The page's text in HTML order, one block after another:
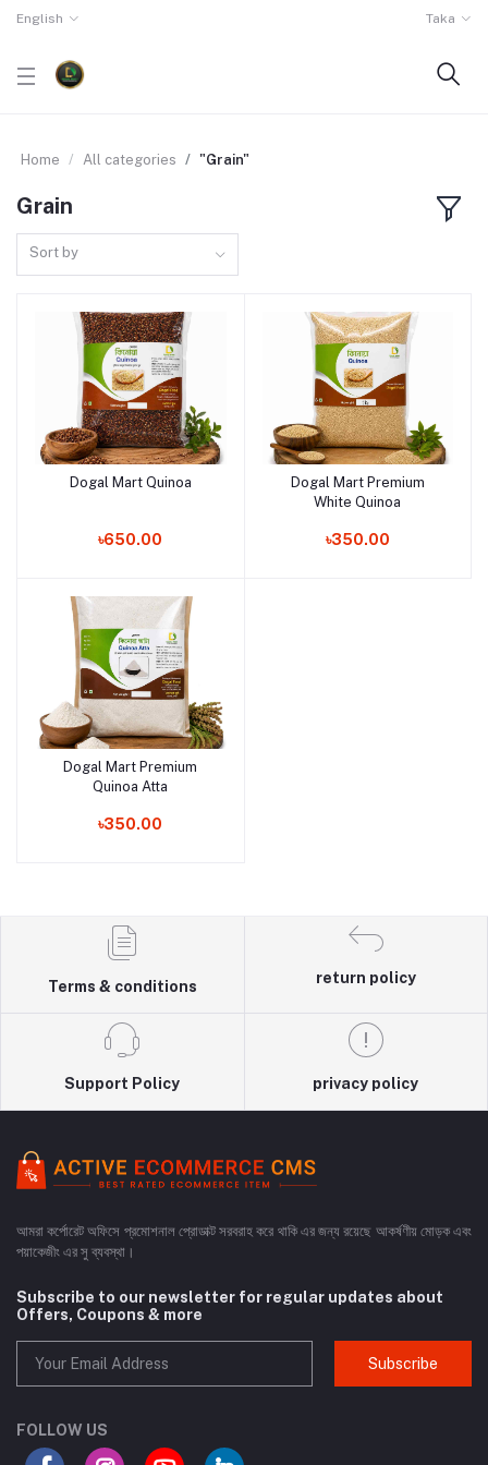
English Taka
Home All categories "Grain"
Grain
Sort by
Add to cart
Dogal Mart Quinoa
৳650.00
Add to cart
Dogal Mart Premium
White Quinoa
৳350.00
Add to cart
Dogal Mart Premium
Quinoa Atta
৳350.00
Terms & conditions
return policy
Support Policy privacy policy
আমরা কর্পোরেট অফিসে প্রমোশনাল প্রোডাক্ট সরবরাহ করে থাকি এর জন্য রয়েছে আকর্ষণীয় মোড়ক এবং
পয়াকেজীং এর সু ব্যবস্থা।
Subscribe to our newsletter for regular updates about
Offers, Coupons & more
Subscribe
FOLLOW US